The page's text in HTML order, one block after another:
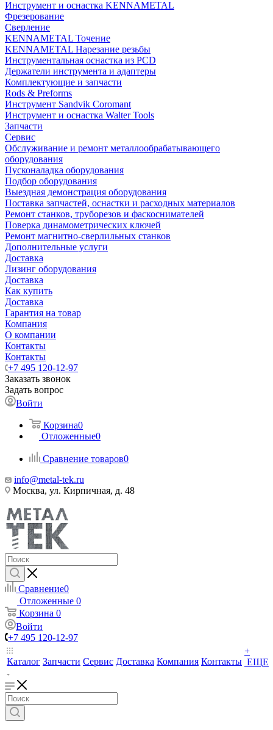
Инструмент и оснастка KENNAMETAL
Фрезерование
Сверление
KENNAMETAL Точение
KENNAMETAL Нарезание резьбы
Инструментальная оснастка из PCD
Держатели инструмента и адаптеры
Комплектующие и запчасти
Rods & Preforms
Инструмент Sandvik Coromant
Инструмент и оснастка Walter Tools
Запчасти
Сервис
Обслуживание и ремонт металлообрабатывающего
оборудования
Пусконаладка оборудования
Подбор оборудования
Выездная демонстрация оборудования
Поставка запчастей, оснастки и расходных материалов
Ремонт станков, труборезов и фаскоснимателей
Поверка динамометрических ключей
Ремонт магнитно-сверлильных станков
Дополнительные услуги
Доставка
Лизинг оборудования
Доставка
Как купить
Доставка
Гарантия на товар
Компания
О компании
Контакты
Контакты
+7 495 120-12-97
Заказать звонок
Задать вопрос
Войти
Корзина0
Отложенные0
Сравнение товаров0
info@metal-tek.ru
Москва, ул. Кирпичная, д. 48
Сравнение0
Отложенные 0
Корзина 0
Войти
+7 495 120-12-97
Каталог Запчасти Сервис Доставка Компания Контакты
+
ЕЩЕ